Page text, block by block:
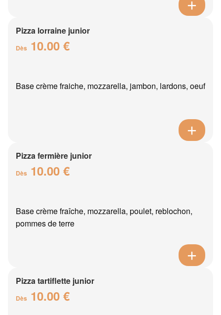
Pizza lorraine junior
Dès 10.00 €
Base crème fraiche, mozzarella, jambon, lardons, oeuf
Pizza fermière junior
Dès 10.00 €
Base crème fraîche, mozzarella, poulet, reblochon,
pommes de terre
Pizza tartiflette junior
Dès 10.00 €